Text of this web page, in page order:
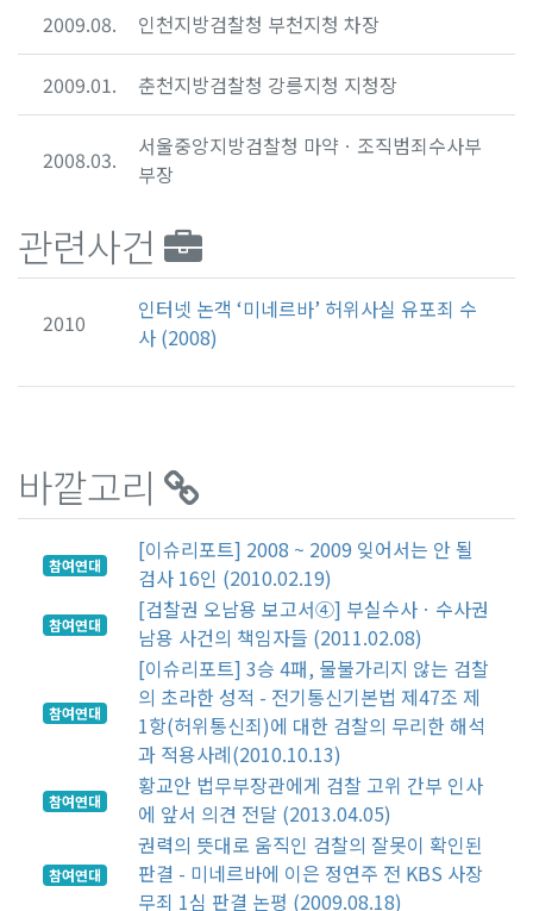
2009.08. 인천지방검찰청 부천지청 차장
2009.01. 춘천지방검찰청 강릉지청 지청장
2008.03.
서울중앙지방검찰청 마약ㆍ조직범죄수사부
부장
관련사건
2010
인터넷 논객 ‘미네르바’ 허위사실 유포죄 수
사 (2008)
바깥고리
참여연대
[이슈리포트] 2008 ~ 2009 잊어서는 안 될
검사 16인 (2010.02.19)
참여연대
[검찰권 오남용 보고서④] 부실수사ㆍ수사권
남용 사건의 책임자들 (2011.02.08)
참여연대
[이슈리포트] 3승 4패, 물불가리지 않는 검찰
의 초라한 성적 - 전기통신기본법 제47조 제
1항(허위통신죄)에 대한 검찰의 무리한 해석
과 적용사례(2010.10.13)
참여연대
황교안 법무부장관에게 검찰 고위 간부 인사
에 앞서 의견 전달 (2013.04.05)
참여연대
권력의 뜻대로 움직인 검찰의 잘못이 확인된
판결 - 미네르바에 이은 정연주 전 KBS 사장
무죄 1심 판결 논평 (2009.08.18)